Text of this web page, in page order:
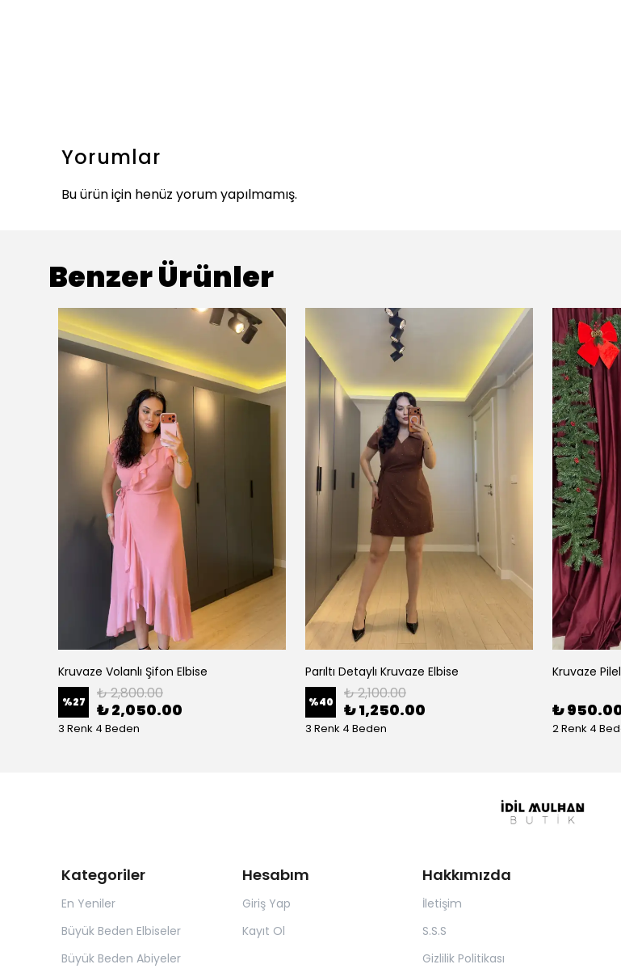
Yorumlar
Bu ürün için henüz yorum yapılmamış.
Benzer Ürünler
Kruvaze Volanlı Şifon Elbise
%27 ₺ 2,800.00
₺ 2,050.00
3 Renk 4 Beden
Parıltı Detaylı Kruvaze Elbise
%40 ₺ 2,100.00
₺ 1,250.00
3 Renk 4 Beden
Kruvaze
₺
2 Renk 4
Kategoriler
En Yeniler
Büyük Beden Elbiseler
Büyük Beden Abiyeler
Hesabım
Giriş Yap
Kayıt Ol
Hakkımızda
İletişim
S.S.S
Gizlilik Politikası